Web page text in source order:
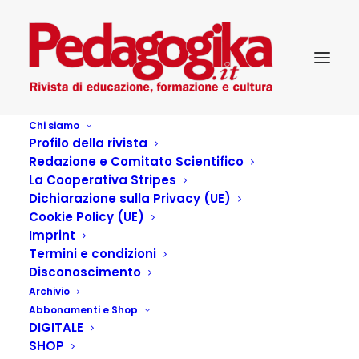
Chi siamo
Profilo della rivista
Redazione e Comitato Scientifico
La Cooperativa Stripes
Dichiarazione sulla Privacy (UE)
Cookie Policy (UE)
Imprint
Termini e condizioni
Disconoscimento
Archivio
Abbonamenti e Shop
DIGITALE
SHOP
Appunti da un viaggio
tra le isole della
memoria
13 LUGLIO 2016